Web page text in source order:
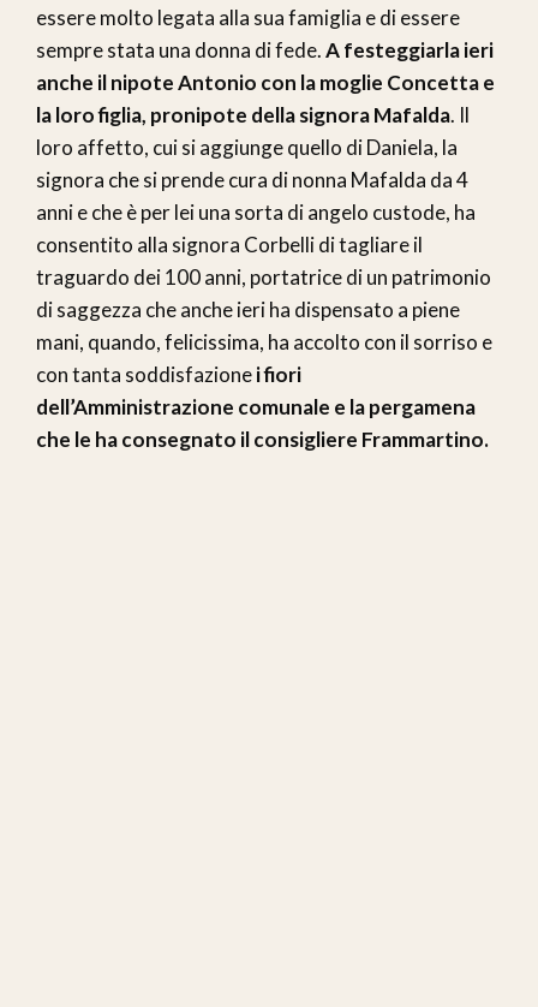
essere molto legata alla sua famiglia e di essere
sempre stata una donna di fede.A festeggiarla ieri
anche il nipote Antonio con la moglie Concetta e
la loro figlia, pronipote della signora Mafalda. Il
loro affetto, cui si aggiunge quello di Daniela, la
signora che si prende cura di nonna Mafalda da 4
anni e che è per lei una sorta di angelo custode, ha
consentito alla signora Corbelli di tagliare il
traguardo dei 100 anni, portatrice di un patrimonio
di saggezza che anche ieri ha dispensato a piene
mani, quando, felicissima, ha accolto con il sorriso e
con tanta soddisfazionei fiori
dell’Amministrazione comunale e la pergamena
che le ha consegnato il consigliere Frammartino.